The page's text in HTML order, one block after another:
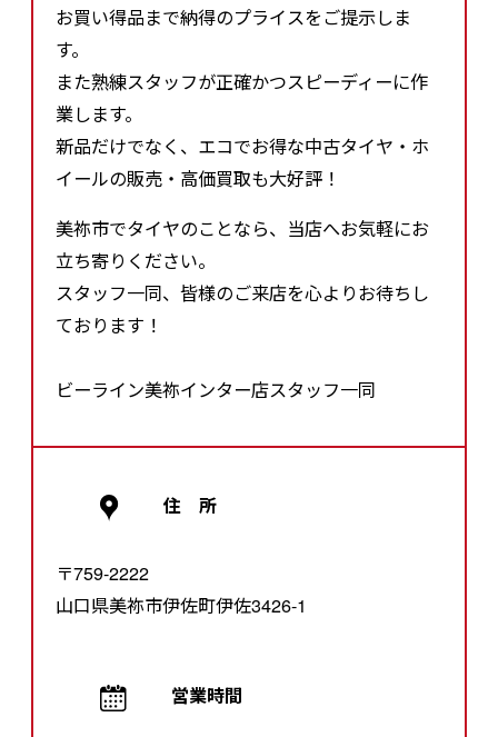
お買い得品まで納得のプライスをご提示しま
す。
また熟練スタッフが正確かつスピーディーに作
業します。
新品だけでなく、エコでお得な中古タイヤ・ホ
イールの販売・高価買取も大好評！
美祢市でタイヤのことなら、当店へお気軽にお
立ち寄りください。
スタッフ一同、皆様のご来店を心よりお待ちし
ております！
ビーライン美祢インター店スタッフ一同
住 所
〒759-2222
山口県美祢市伊佐町伊佐3426-1
営業時間